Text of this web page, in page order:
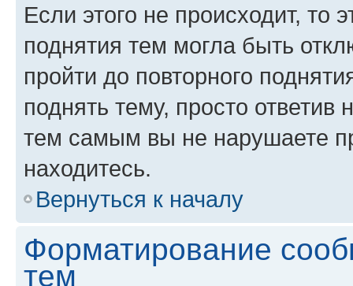
Если этого не происходит, то
поднятия тем могла быть
пройти до повторного
поднять тему, просто ответив
тем самым вы не нарушаете
находитесь.
Вернуться к началу
Форматирование
тем